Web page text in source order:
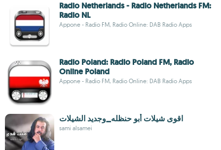
Radio Netherlands - Radio Netherlands FM:
Radio NL
Appone - Radio FM, Radio Online: DAB Radio Apps
Radio Poland: Radio Poland FM, Radio
Online Poland
Appone - Radio FM, Radio Online: DAB Radio Apps
اقوى شيلات أبو حنظله_وجديد الشيلات
sami alsamei